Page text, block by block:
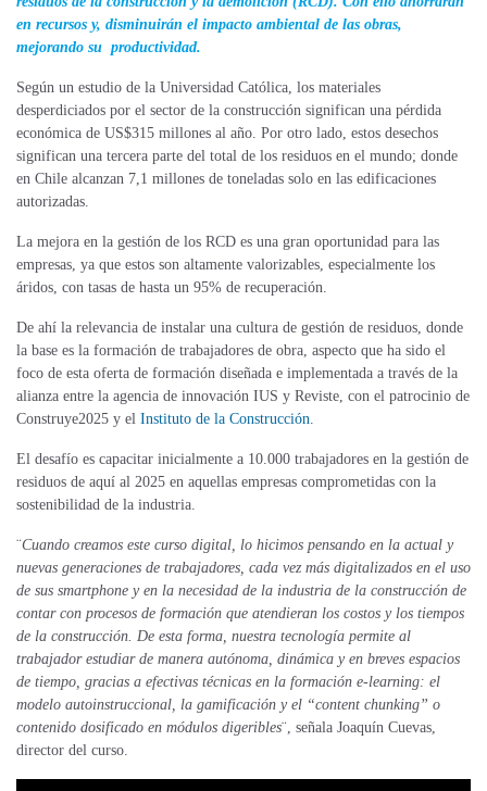
en recursos y, disminuirán el impacto ambiental de las obras,
mejorando su productividad.
Según un estudio de la Universidad Católica, los materiales
desperdiciados por el sector de la construcción significan una pérdida
económica de US$315 millones al año. Por otro lado, estos desechos
significan una tercera parte del total de los residuos en el mundo; donde
en Chile alcanzan 7,1 millones de toneladas solo en las edificaciones
autorizadas.
La mejora en la gestión de los RCD es una gran oportunidad para las
empresas, ya que estos son altamente valorizables, especialmente los
áridos, con tasas de hasta un 95% de recuperación.
De ahí la relevancia de instalar una cultura de gestión de residuos, donde
la base es la formación de trabajadores de obra, aspecto que ha sido el
foco de esta oferta de formación diseñada e implementada a través de la
alianza entre la agencia de innovación IUS y Reviste, con el patrocinio de
Construye2025 y el Instituto de la Construcción.
El desafío es capacitar inicialmente a 10.000 trabajadores en la gestión de
residuos de aquí al 2025 en aquellas empresas comprometidas con la
sostenibilidad de la industria.
¨Cuando creamos este curso digital, lo hicimos pensando en la actual y
nuevas generaciones de trabajadores, cada vez más digitalizados en el uso
de sus smartphone y en la necesidad de la industria de la construcción de
contar con procesos de formación que atendieran los costos y los tiempos
de la construcción. De esta forma, nuestra tecnología permite al
trabajador estudiar de manera autónoma, dinámica y en breves espacios
de tiempo, gracias a efectivas técnicas en la formación e-learning: el
modelo autoinstruccional, la gamificación y el “content chunking” o
contenido dosificado en módulos digeribles¨, señala Joaquín Cuevas,
director del curso.